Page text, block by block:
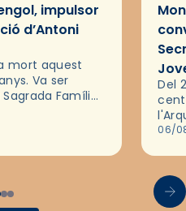
impulsor
d’Antoni
mort aquest
Va ser
Família
Del
les
06/